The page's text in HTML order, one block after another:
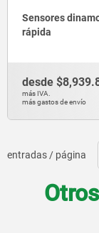
Sensores
rápida
desde
más IVA.
más gastos de envío
entradas / página